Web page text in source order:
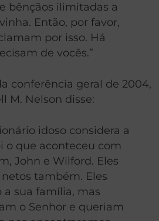
bênçãos ilimitadas a
Então, por favor,
por isso. Há
de vocês.”
conferência geral de 2004,
M. Nelson disse:
idoso considera a
o que aconteceu com
John e Wilford. Eles
também. Eles
sua família, mas
o Senhor e queriam